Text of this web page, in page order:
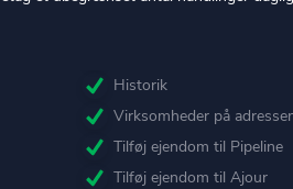
Historik
Virksomheder på
Tilføj ejendom til Pipeline
Tilføj ejendom til Ajour